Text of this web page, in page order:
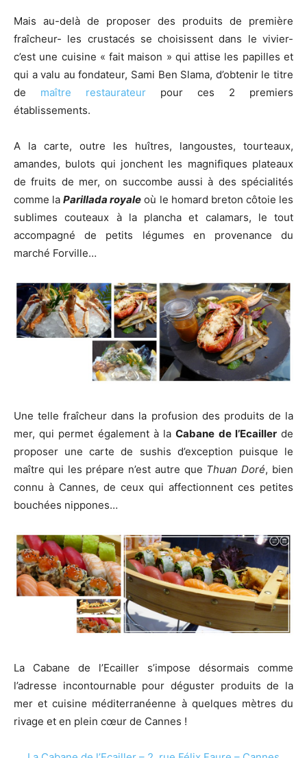
Mais au-delà de proposer des produits de première
fraîcheur- les crustacés se choisissent dans le vivier-
c’est une cuisine « fait maison » qui attise les papilles et
qui a valu au fondateur, Sami Ben Slama, d’obtenir le titre
de maître restaurateur pour ces 2 premiers
établissements.
A la carte, outre les huîtres, langoustes, tourteaux,
amandes, bulots qui jonchent les magnifiques plateaux
de fruits de mer, on succombe aussi à des spécialités
comme laParillada royale où le homard breton côtoie les
sublimes couteaux à la plancha et calamars, le tout
accompagné de petits légumes en provenance du
marché Forville…
Une telle fraîcheur dans la profusion des produits de la
mer, qui permet également à laCabane de l’Ecaillerde
proposer une carte de sushis d’exception puisque le
maître qui les prépare n’est autre que Thuan Doré, bien
connu à Cannes, de ceux qui affectionnent ces petites
bouchées nippones…
La Cabane de l’Ecailler s’impose désormais comme
l’adresse incontournable pour déguster produits de la
mer et cuisine méditerranéenne à quelques mètres du
rivage et en plein cœur de Cannes !